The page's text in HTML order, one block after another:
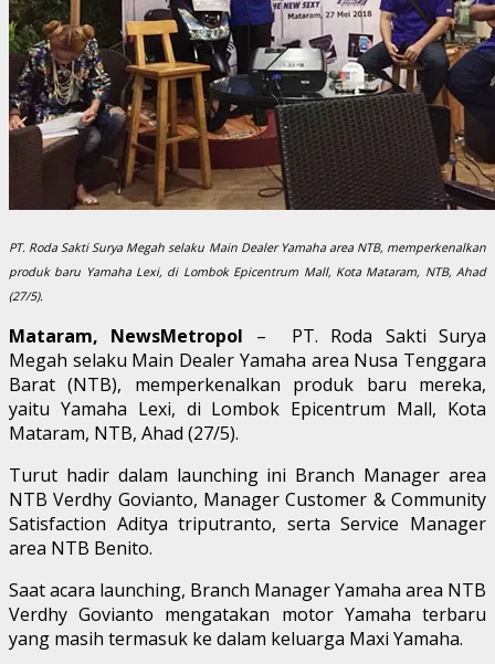
PT. Roda Sakti Surya Megah selaku Main Dealer Yamaha area NTB, memperkenalkan
produk baru Yamaha Lexi, di Lombok Epicentrum Mall, Kota Mataram, NTB, Ahad
(27/5).
Mataram, NewsMetropol – PT. Roda Sakti Surya
Megah selaku Main Dealer Yamaha area Nusa Tenggara
Barat (NTB), memperkenalkan produk baru mereka,
yaitu Yamaha Lexi, di Lombok Epicentrum Mall, Kota
Mataram, NTB, Ahad (27/5).
Turut hadir dalam launching ini Branch Manager area
NTB Verdhy Govianto, Manager Customer & Community
Satisfaction Aditya triputranto, serta Service Manager
area NTB Benito.
Saat acara launching, Branch Manager Yamaha area NTB
Verdhy Govianto mengatakan motor Yamaha terbaru
yang masih termasuk ke dalam keluarga Maxi Yamaha.